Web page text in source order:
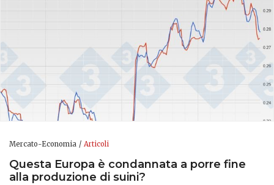
Mercato-Economia Articoli
Questa Europa è condannata a porre fine
alla produzione di suini?